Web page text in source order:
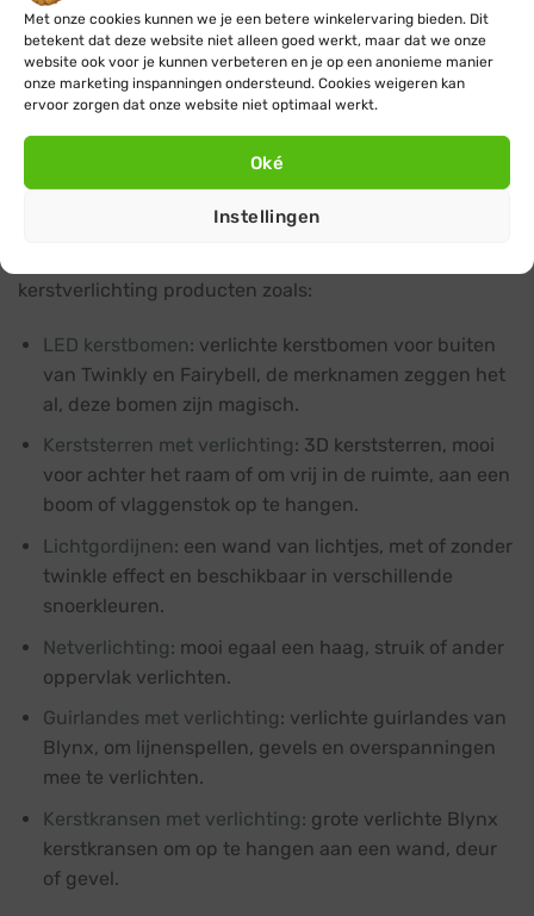
Met onze cookies kunnen we je een betere winkelervaring bieden. Dit
betekent dat deze website niet alleen goed werkt, maar dat we onze
website ook voor je kunnen verbeteren en je op een anonieme manier
onze marketing inspanningen ondersteund. Cookies weigeren kan
ervoor zorgen dat onze website niet optimaal werkt.
Oké
Instellingen
losse snoeren. Onze koppelbare kerstverlichting is van
professionele kwaliteit en heeft een zeer hoge
beschermingsgraad (IP67), waardoor deze perfect
geschikt is voor gebruik buitenshuis en veeleisende
toepassingen.
Op zoek naar speciale kerstverlichting?
Soms wil je gewoon helemaal voor een maximale
kerstverlichting producten zoals:
LED kerstbomen: verlichte kerstbomen voor buiten
van Twinkly en Fairybell, de merknamen zeggen het
al, deze bomen zijn magisch.
Kerststerren met verlichting: 3D kerststerren, mooi
voor achter het raam of om vrij in de ruimte, aan een
boom of vlaggenstok op te hangen.
Lichtgordijnen: een wand van lichtjes, met of zonder
twinkle effect en beschikbaar in verschillende
snoerkleuren.
Netverlichting: mooi egaal een haag, struik of ander
oppervlak verlichten.
Guirlandes met verlichting: verlichte guirlandes van
Blynx, om lijnenspellen, gevels en overspanningen
mee te verlichten.
Kerstkransen met verlichting: grote verlichte Blynx
kerstkransen om op te hangen aan een wand, deur
of gevel.